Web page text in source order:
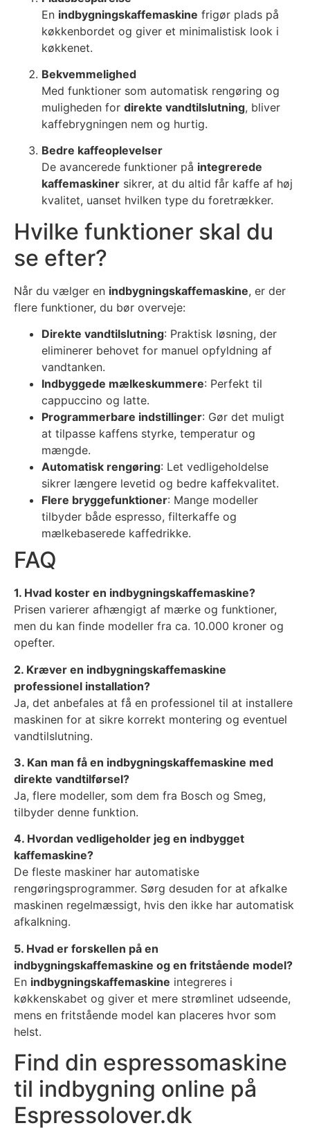
En indbygningskaffemaskine frigør plads på
køkkenbordet og giver et minimalistisk look i
køkkenet.
Bekvemmelighed
Med funktioner som automatisk rengøring og
muligheden for direkte vandtilslutning, bliver
kaffebrygningen nem og hurtig.
Bedre kaffeoplevelser
De avancerede funktioner på integrerede
kaffemaskiner sikrer, at du altid får kaffe af høj
kvalitet, uanset hvilken type du foretrækker.
Hvilke funktioner skal du
se efter?
Når du vælger en indbygningskaffemaskine, er der
flere funktioner, du bør overveje:
Direkte vandtilslutning: Praktisk løsning, der
eliminerer behovet for manuel opfyldning af
vandtanken.
Indbyggede mælkeskummere: Perfekt til
cappuccino og latte.
Programmerbare indstillinger: Gør det muligt
at tilpasse kaffens styrke, temperatur og
mængde.
Automatisk rengøring: Let vedligeholdelse
sikrer længere levetid og bedre kaffekvalitet.
Flere bryggefunktioner: Mange modeller
tilbyder både espresso, filterkaffe og
mælkebaserede kaffedrikke.
FAQ
1. Hvad koster en indbygningskaffemaskine?
Prisen varierer afhængigt af mærke og funktioner,
men du kan finde modeller fra ca. 10.000 kroner og
opefter.
2. Kræver en indbygningskaffemaskine
professionel installation?
Ja, det anbefales at få en professionel til at installere
maskinen for at sikre korrekt montering og eventuel
vandtilslutning.
3. Kan man få en indbygningskaffemaskine med
direkte vandtilførsel?
Ja, flere modeller, som dem fra Bosch og Smeg,
tilbyder denne funktion.
4. Hvordan vedligeholder jeg en indbygget
kaffemaskine?
De fleste maskiner har automatiske
rengøringsprogrammer. Sørg desuden for at afkalke
maskinen regelmæssigt, hvis den ikke har automatisk
afkalkning.
5. Hvad er forskellen på en
indbygningskaffemaskine og en fritstående model?
En indbygningskaffemaskine integreres i
køkkenskabet og giver et mere strømlinet udseende,
mens en fritstående model kan placeres hvor som
helst.
Find din espressomaskine
til indbygning online på
Espressolover.dk